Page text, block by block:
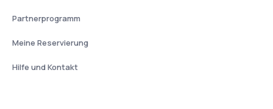
Partnerprogramm
Meine Reservierung
Hilfe und Kontakt